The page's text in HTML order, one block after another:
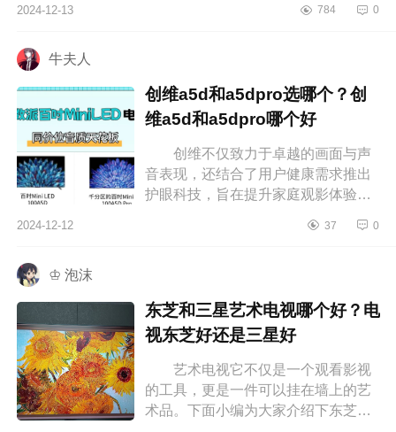
长虹U7HMini，下面小编为大家介绍
2024-12-13 784 0
牛夫人
创维a5d和a5dpro选哪个？创
维a5d和a5dpro哪个好
创维不仅致力于卓越的画面与声
音表现，还结合了用户健康需求推出
护眼科技，旨在提升家庭观影体验。
寸、分辨率、音质以及智能功能等
2024-12-12 37 0
♔ 泡沫
东芝和三星艺术电视哪个好？电
视东芝好还是三星好
艺术电视它不仅是一个观看影视
的工具，更是一件可以挂在墙上的艺
术品。下面小编为大家介绍下东芝和